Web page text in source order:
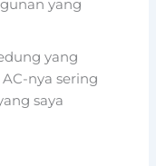
yang
yang
nya sering
saya